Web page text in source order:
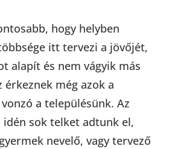
hogy helyben
itt tervezi a jövőjét,
alapít és nem vágyik más
érkeznek még azok a
a településünk. Az
idén sok telket adtunk el,
nevelő, vagy tervező